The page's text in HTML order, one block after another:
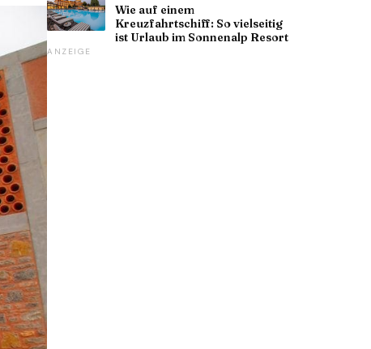
Wie auf einem
Kreuzfahrtschiff: So vielseitig
ist Urlaub im Sonnenalp Resort
ANZEIGE